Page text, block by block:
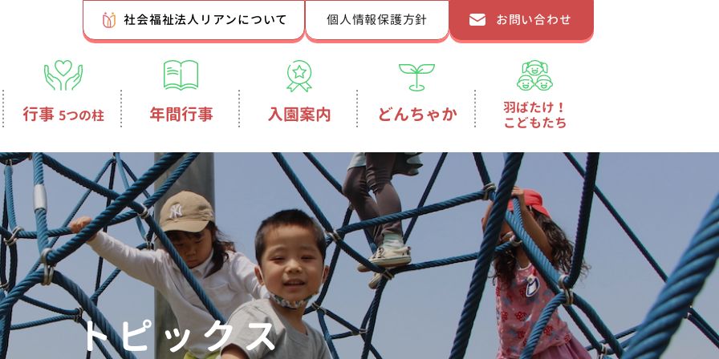
社会福祉法人リアンについて 個人情報保護方針 お問い合わせ
行事 5つの柱 年間行事 入園案内 どんちゃか
羽ばたけ！
こどもたち
トピックス